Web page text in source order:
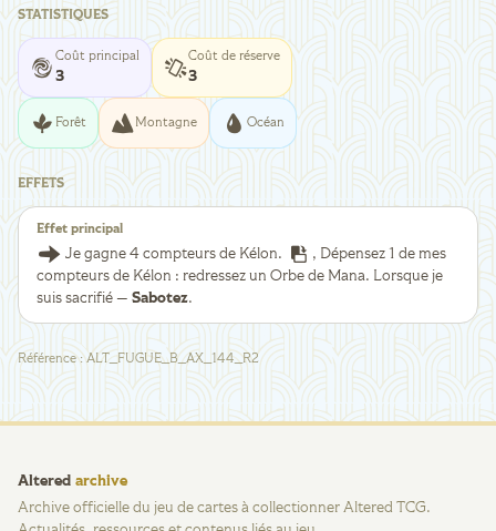
STATISTIQUES
Coût principal
3
Coût de réserve
3
Forêt Montagne Océan
EFFETS
Effet principal
Je gagne 4 compteurs de Kélon.
, Dépensez 1 de mes
compteurs de Kélon : redressez un Orbe de Mana. Lorsque je
suis sacrifié — Sabotez.
Référence:ALT_FUGUE_B_AX_144_R2
Altered archive
Archive officielle du jeu de cartes à collectionner Altered TCG.